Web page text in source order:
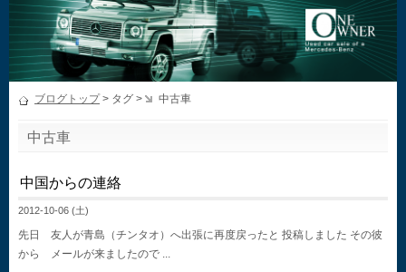
ブログトップ> タグ > 中古車
中古車
中国からの連絡
2012-10-06 (土)
先日 友人が青島（チンタオ）へ出張に再度戻ったと 投稿しました その彼
から メールが来ましたので ...